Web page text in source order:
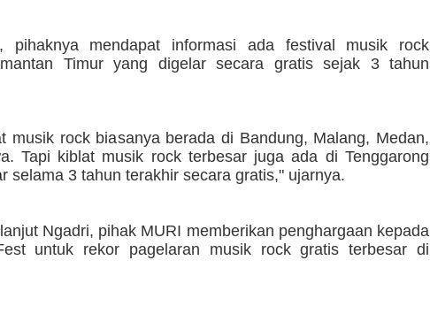
pihaknya mendapat informasi ada festival musik rock
Timur yang digelar secara gratis sejak 3 tahun
musik rock biasanya berada di Bandung, Malang, Medan,
Tapi kiblat musik rock terbesar juga ada di Tenggarong
selama 3 tahun terakhir secara gratis," ujarnya.
Ngadri, pihak MURI memberikan penghargaan kepada
untuk rekor pagelaran musik rock gratis terbesar di